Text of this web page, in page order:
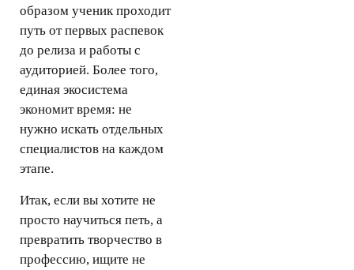
образом ученик проходит
путь от первых распевок
до релиза и работы с
аудиторией. Более того,
единая экосистема
экономит время: не
нужно искать отдельных
специалистов на каждом
этапе.
Итак, если вы хотите не
просто научиться петь, а
превратить творчество в
профессию, ищите не